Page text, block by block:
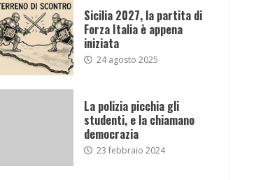
Sicilia 2027, la partita di
Forza Italia è appena
iniziata
24 agosto 2025
La polizia picchia gli
studenti, e la chiamano
democrazia
23 febbraio 2024